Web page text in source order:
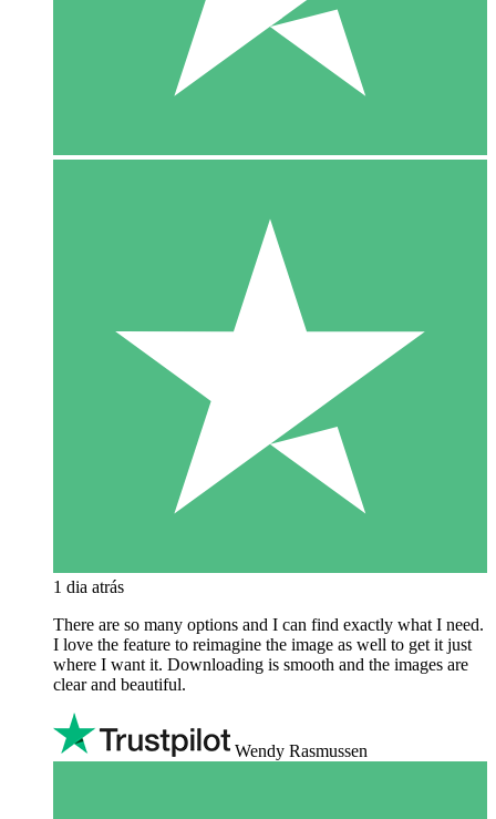
1 dia atrás
There are so many options and I can find exactly what I need.
I love the feature to reimagine the image as well to get it just
where I want it. Downloading is smooth and the images are
clear and beautiful.
Wendy Rasmussen